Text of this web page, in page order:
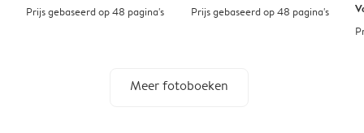
Prijs gebaseerd op 48 pagina's
Prijs gebaseerd op 48 pagina's
Meer fotoboeken